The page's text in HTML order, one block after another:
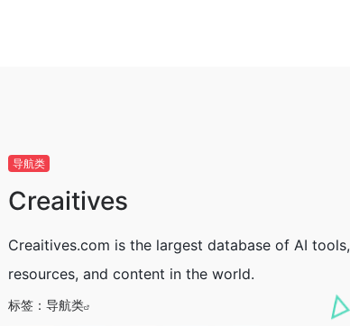
导航类
Creaitives
Creaitives.com is the largest database of AI tools,
resources, and content in the world.
标签： 导航类